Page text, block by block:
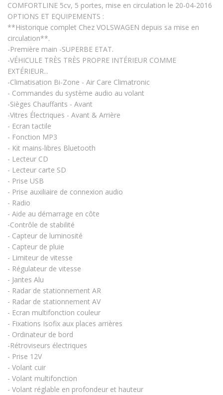
COMFORTLINE 5cv, 5 portes, mise en circulation le 20-04-2016
OPTIONS ET EQUIPEMENTS :
**Historique complet Chez VOLSWAGEN depuis sa mise en
circulation**.
-Première main -SUPERBE ETAT.
-VÉHICULE TRÈS TRÈS PROPRE INTÉRIEUR COMME
EXTÉRIEUR...
-Climatisation Bi-Zone - Air Care Climatronic
- Commandes du système audio au volant
-Sièges Chauffants - Avant
-Vitres Électriques - Avant & Arrière
- Ecran tactile
- Fonction MP3
- Kit mains-libres Bluetooth
- Lecteur CD
- Lecteur carte SD
- Prise USB
- Prise auxiliaire de connexion audio
- Radio
- Aide au démarrage en côte
-Contrôle de stabilité
- Capteur de luminosité
- Capteur de pluie
- Limiteur de vitesse
- Régulateur de vitesse
- Jantes Alu
- Radar de stationnement AR
- Radar de stationnement AV
- Ecran multifonction couleur
- Fixations Isofix aux places arrières
- Ordinateur de bord
-Rétroviseurs électriques
- Prise 12V
- Volant cuir
- Volant multifonction
- Volant réglable en profondeur et hauteur